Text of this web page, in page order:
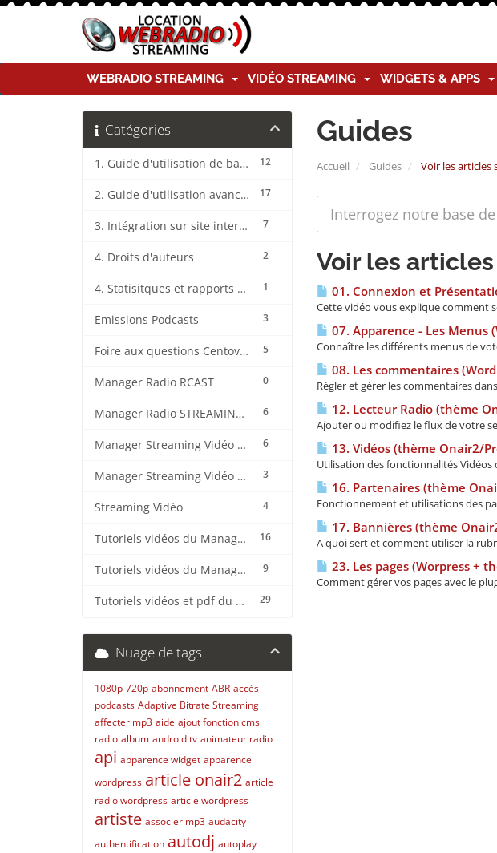
WEBRADIO STREAMING VIDÉO STREAMING WIDGETS & APPS
Guides
Accueil Guides Voir les articles
Catégories
12
1. Guide d'utilisation de base CentovaCast
17
2. Guide d'utilisation avancée CentovaCast
7
3. Intégration sur site internet CentovaCast
2
4. Droits d'auteurs
1
4. Statisitques et rapports CentovaCast
3
Emissions Podcasts
5
Foire aux questions CentovaCast
0
Manager Radio RCAST
6
Manager Radio STREAMING CENTER
6
Manager Streaming Vidéo TVMCP
3
Manager Streaming Vidéo VDO
4
Streaming Vidéo
16
Tutoriels vidéos du Manager Radio CentovaCast
9
Tutoriels vidéos du Manager Radio STREAMING CENTER
29
Tutoriels vidéos et pdf du CMS Radio Wordpress + OnAir2/Pro.Radio
Voir les
01. Connexion et
Cette vidéo vous explique comment
07. Apparence - Les Menus
Connaître les différents menus de
08. Les commentaires
Régler et gérer les commentaires
12. Lecteur Radio (thème
Ajouter ou modifiez le flux de votre
13. Vidéos (thème Onair2/
Utilisation des fonctionnalités Vidéos
16. Partenaires (thème
Fonctionnement et utilisations des
17. Bannières (thème
A quoi sert et comment utiliser la
23. Les pages (Worpress +
Comment gérer vos pages avec le
Nuage de tags
1080p 720p abonnement ABR accès
podcasts Adaptive Bitrate Streaming
affecter mp3 aide ajout fonction cms
radio album android tv animateur radio
api apparence widget apparence
wordpress article onair2 article
radio wordpress article wordpress
artiste associer mp3 audacity
authentification autodj autoplay